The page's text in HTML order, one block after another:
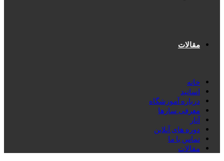
مقالات
خانه
اساتید
درباره آموزشگاه
معرفی سازها
آثار
دوره های آنلاین
تماس با ما
مقالات